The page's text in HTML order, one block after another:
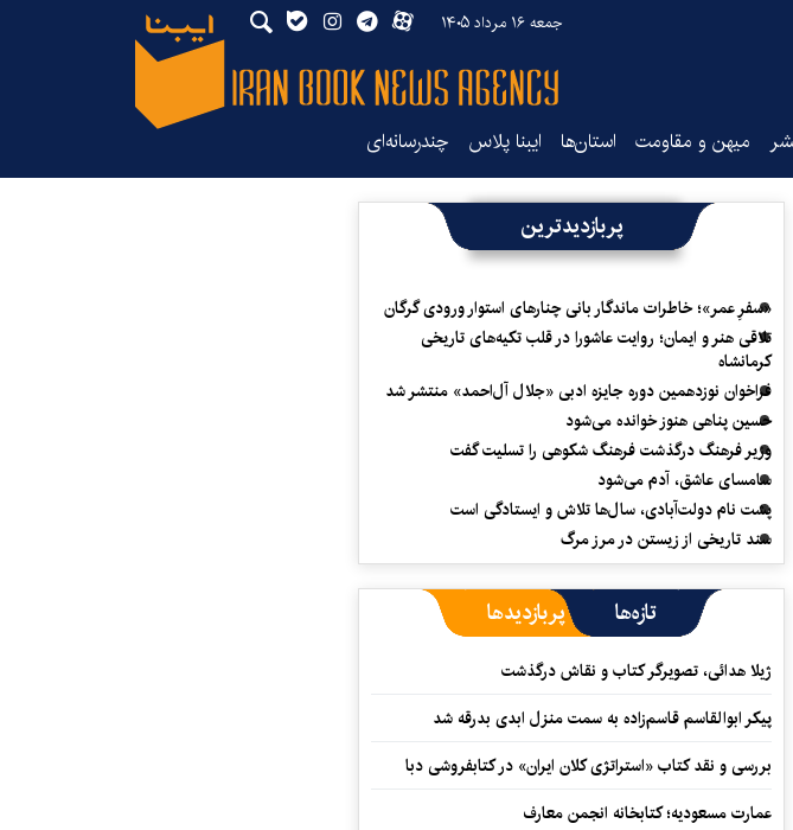
جمعه ۱۶ مرداد ۱۴۰۵
میهن و مقاومت استان‌ها ایبنا پلاس چندرسانه‌ای
پربازدیدترین
«سفرِ عمر»؛ خاطرات ماندگار بانی چنارهای استوار ورودی گرگان
تلاقی هنر و ایمان؛ روایت عاشورا در قلب تکیه‌های تاریخی
کرمانشاه
فراخوان نوزدهمین دوره جایزه ادبی «جلال آل‌احمد» منتشر شد
حسین پناهی هنوز خوانده می‌شود
وزیر فرهنگ درگذشت فرهنگ شکوهی را تسلیت گفت
سامسای عاشق، آدم می‌شود
پشت نام دولت‌آبادی، سال‌ها تلاش و ایستادگی است
سند تاریخی از زیستن در مرز مرگ
تازه‌ها پربازدیدها
ژیلا هدائی، تصویرگر کتاب و نقاش درگذشت
پیکر ابوالقاسم قاسم‌زاده به سمت منزل ابدی بدرقه شد
بررسی و نقد کتاب «استراتژی کلان ایران» در کتابفروشی دبا
عمارت مسعودیه؛ کتابخانه انجمن معارف